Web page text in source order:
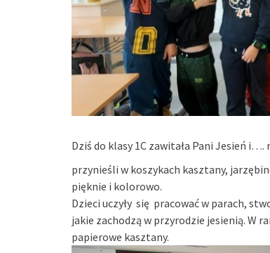
Dziś do klasy 1C zawitała Pani Jesień i….
przynieśli w koszykach kasztany,
pięknie i kolorowo.
Dzieci uczyły się pracować w parach,
jakie zachodzą w przyrodzie jesienią. W
papierowe kasztany.